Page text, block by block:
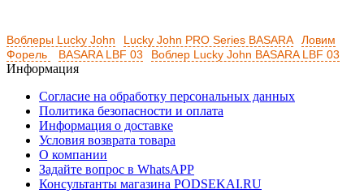
Воблеры Lucky John Lucky John PRO Series BASARA
Ловим
Форель
BASARA LBF 03 Воблер Lucky John BASARA LBF 03
Информация
Согласие на обработку персональных данных
Политика безопасности и оплата
Информация о доставке
Условия возврата товара
О компании
Задайте вопрос в WhatsAPP
Консультанты магазина PODSEKAI.RU